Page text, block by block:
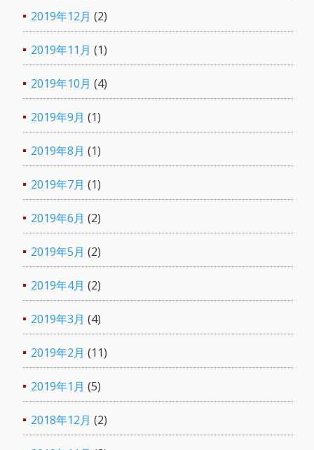
2019年12月 (2)
2019年11月 (1)
2019年10月 (4)
2019年9月 (1)
2019年8月 (1)
2019年7月 (1)
2019年6月 (2)
2019年5月 (2)
2019年4月 (2)
2019年3月 (4)
2019年2月 (11)
2019年1月 (5)
2018年12月 (2)